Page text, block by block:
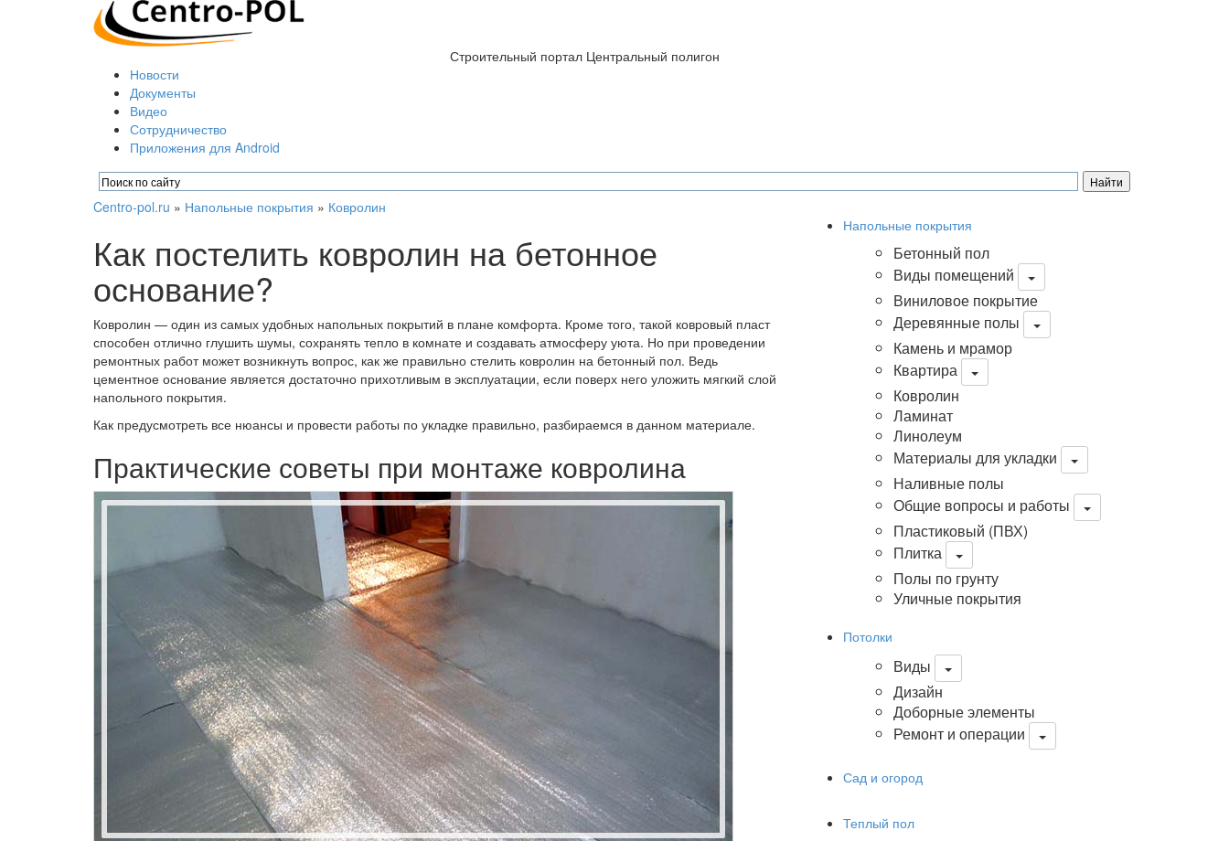
Строительный портал Центральный полигон
Новости
Документы
Видео
Сотрудничество
Приложения для Android
Centro-pol.ru » Напольные покрытия » Ковролин
Как постелить ковролин на бетонное
основание?
Ковролин — один из самых удобных напольных покрытий в плане комфорта. Кроме того, такой ковровый пласт
способен отлично глушить шумы, сохранять тепло в комнате и создавать атмосферу уюта. Но при проведении
ремонтных работ может возникнуть вопрос, как же правильно стелить ковролин на бетонный пол. Ведь
цементное основание является достаточно прихотливым в эксплуатации, если поверх него уложить мягкий слой
напольного покрытия.
Как предусмотреть все нюансы и провести работы по укладке правильно, разбираемся в данном материале.
Практические советы при монтаже ковролина
Напольные покрытия
Бетонный пол
Виды помещений
Виниловое покрытие
Деревянные полы
Камень и мрамор
Квартира
Ковролин
Ламинат
Линолеум
Материалы для укладки
Наливные полы
Общие вопросы и работы
Пластиковый (ПВХ)
Плитка
Полы по грунту
Уличные покрытия
Потолки
Виды
Дизайн
Доборные элементы
Ремонт и операции
Сад и огород
Теплый пол